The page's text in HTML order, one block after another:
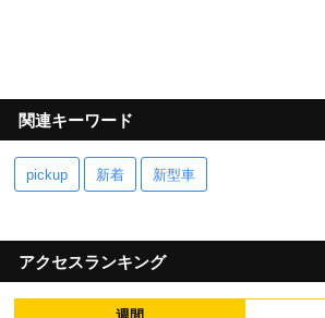
関連キーワード
pickup 新着 新型車
アクセスランキング